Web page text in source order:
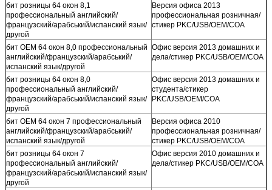
бит розницы 64 окон 8,1
профессиональный английский/
французский/арабський/испанский язык/
другой
Версия офиса 2013
профессиональная розничная/
стикер PKC/USB/OEM/COA
бит OEM 64 окон 8,0 профессиональный
английский/французский/арабський/
испанский язык/другой
Офис версия 2013 домашних и
дела/стикер PKC/USB/OEM/COA
бит розницы 64 окон 8,0
профессиональный английский/
французский/арабський/испанский язык/
другой
Офис версия 2013 домашних и
студента/стикер
PKC/USB/OEM/COA
бит OEM 64 окон 7 профессиональный
английский/французский/арабський/
испанский язык/другой
Версия офиса 2010
профессиональная розничная/
стикер PKC/USB/OEM/COA
бит розницы 64 окон 7
профессиональный английский/
французский/арабський/испанский язык/
другой
Офис версия 2010 домашних и
дела/стикер PKC/USB/OEM/COA